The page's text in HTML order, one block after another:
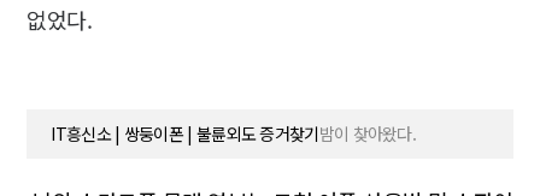
없었다.
IT흥신소 | 쌍둥이폰 | 불륜외도 증거찾기밤이 찾아왔다.